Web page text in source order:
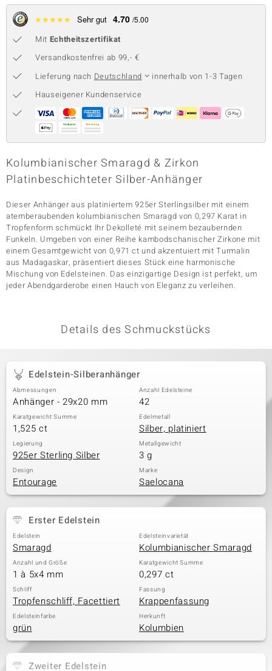
Collection
Classics
★★★★★ Sehr gut 4.70 /5.00
Mit Echtheitszertifikat
Versandkostenfrei ab 99,- €
Lieferung nach Deutschland
innerhalb von 1-3 Tagen
Hauseigener Kundenservice
Kolumbianischer Smaragd & Zirkon
Platinbeschichteter Silber-Anhänger
Dieser Anhänger aus platiniertem 925er Sterlingsilber mit einem
atemberaubenden kolumbianischen Smaragd von 0,297 Karat in
Tropfenform schmückt Ihr Dekolleté mit seinem bezaubernden
Funkeln. Umgeben von einer Reihe kambodschanischer Zirkone mit
einem Gesamtgewicht von 0,971 ct und akzentuiert mit Turmalin
aus Madagaskar, präsentiert dieses Stück eine harmonische
Mischung von Edelsteinen. Das einzigartige Design ist perfekt, um
jeder Abendgarderobe einen Hauch von Eleganz zu verleihen.
Details des Schmuckstücks
Edelstein-Silberanhänger
Abmessungen
Anhänger - 29x20 mm
Anzahl Edelsteine
42
Karatgewicht Summe
1,525 ct
Edelmetall
Silber, platiniert
Legierung
925er Sterling Silber
Metallgewicht
3 g
Design
Entourage
Marke
Saelocana
Erster Edelstein
Edelstein
Smaragd
Edelsteinvarietät
Kolumbianischer Smaragd
Anzahl und Größe
1 à 5x4 mm
Karatgewicht Summe
0,297 ct
Schliff
Tropfenschliff, Facettiert
Fassung
Krappenfassung
Edelsteinfarbe
grün
Herkunft
Kolumbien
Zweiter Edelstein